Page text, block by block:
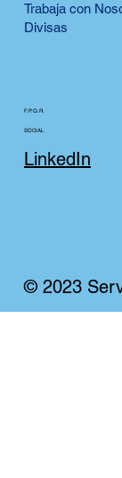
Trabaja con
Divisas
F.P.Q.R.
LinkedIn
SOCIAL
© 2023